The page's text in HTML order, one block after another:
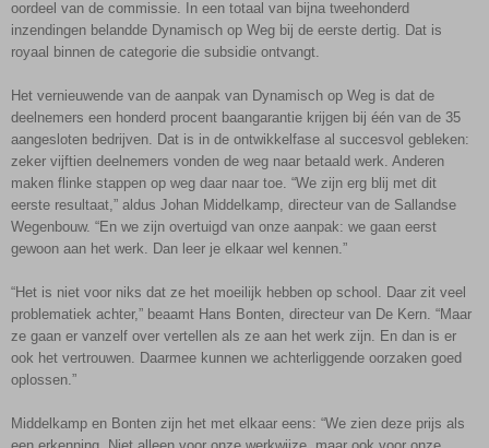
oordeel van de commissie. In een totaal van bijna tweehonderd
inzendingen belandde Dynamisch op Weg bij de eerste dertig. Dat is
royaal binnen de categorie die subsidie ontvangt.
Het vernieuwende van de aanpak van Dynamisch op Weg is dat de
deelnemers een honderd procent baangarantie krijgen bij één van de 35
aangesloten bedrijven. Dat is in de ontwikkelfase al succesvol gebleken:
zeker vijftien deelnemers vonden de weg naar betaald werk. Anderen
maken flinke stappen op weg daar naar toe. “We zijn erg blij met dit
eerste resultaat,” aldus Johan Middelkamp, directeur van de Sallandse
Wegenbouw. “En we zijn overtuigd van onze aanpak: we gaan eerst
gewoon aan het werk. Dan leer je elkaar wel kennen.”
“Het is niet voor niks dat ze het moeilijk hebben op school. Daar zit veel
problematiek achter,” beaamt Hans Bonten, directeur van De Kern. “Maar
ze gaan er vanzelf over vertellen als ze aan het werk zijn. En dan is er
ook het vertrouwen. Daarmee kunnen we achterliggende oorzaken goed
oplossen.”
Middelkamp en Bonten zijn het met elkaar eens: “We zien deze prijs als